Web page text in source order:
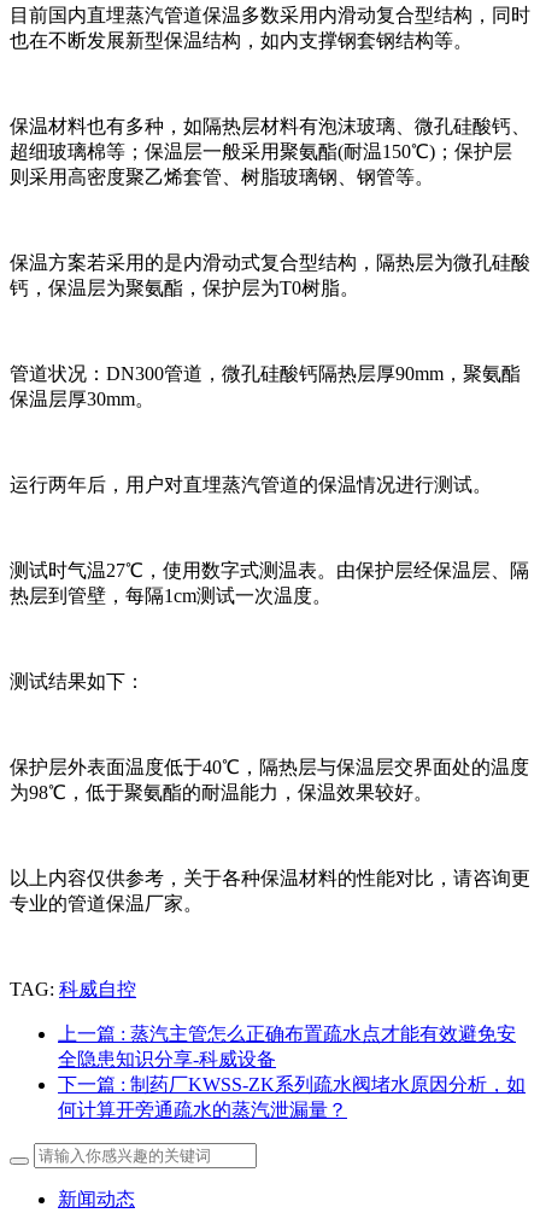
目前国内直埋蒸汽管道保温多数采用内滑动复合型结构，同时
也在不断发展新型保温结构，如内支撑钢套钢结构等。
保温材料也有多种，如隔热层材料有泡沫玻璃、微孔硅酸钙、
超细玻璃棉等；保温层一般采用聚氨酯(耐温150℃)；保护层
则采用高密度聚乙烯套管、树脂玻璃钢、钢管等。
保温方案若采用的是内滑动式复合型结构，隔热层为微孔硅酸
钙，保温层为聚氨酯，保护层为T0树脂。
管道状况：DN300管道，微孔硅酸钙隔热层厚90mm，聚氨酯
保温层厚30mm。
运行两年后，用户对直埋蒸汽管道的保温情况进行测试。
测试时气温27℃，使用数字式测温表。由保护层经保温层、隔
热层到管壁，每隔1cm测试一次温度。
测试结果如下：
保护层外表面温度低于40℃，隔热层与保温层交界面处的温度
为98℃，低于聚氨酯的耐温能力，保温效果较好。
以上内容仅供参考，关于各种保温材料的性能对比，请咨询更
专业的管道保温厂家。
TAG: 科威自控
上一篇 : 蒸汽主管怎么正确布置疏水点才能有效避免安
全隐患知识分享-科威设备
下一篇 : 制药厂KWSS-ZK系列疏水阀堵水原因分析，如
何计算开旁通疏水的蒸汽泄漏量？
新闻动态